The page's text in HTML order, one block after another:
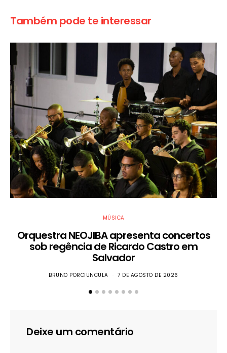
Também pode te interessar
MÚSICA
Orquestra NEOJIBA apresenta concertos
sob regência de Ricardo Castro em
Salvador
BRUNO PORCIUNCULA 7 DE AGOSTO DE 2026
Deixe um comentário